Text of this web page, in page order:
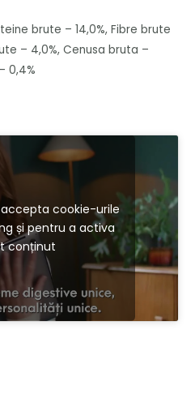
brute – 14,0%, Fibre brute
– 4,0%, Cenusa bruta –
0,4%
cookie-urile
și pentru a activa
conținut